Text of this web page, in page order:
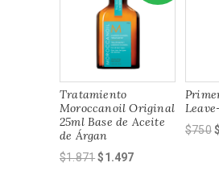
Tratamiento
Moroccanoil Original
25ml Base de Aceite
de Árgan
$1.871El
$1.497El
$750